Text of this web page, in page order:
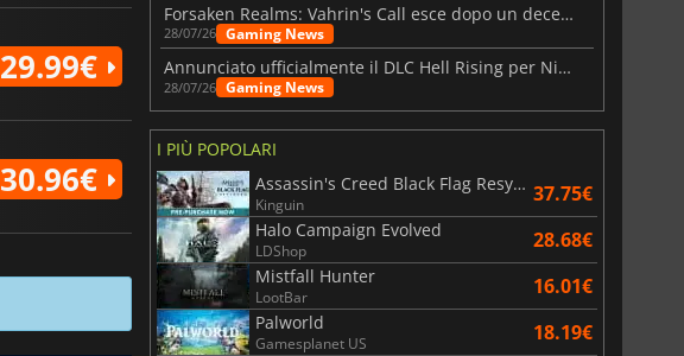
29.99€
30.96€
Forsaken Realms: Vahrin's Call esce dopo un decennio di sviluppo
28/07/26 Gaming News
Annunciato ufficialmente il DLC Hell Rising per Nioh 3
28/07/26 Gaming News
I PIÙ POPOLARI
Assassin's Creed Black Flag Resynced
Kinguin 37.75€
Halo Campaign Evolved
LDShop 28.68€
Mistfall Hunter
LootBar 16.01€
Palworld
Gamesplanet US 18.19€